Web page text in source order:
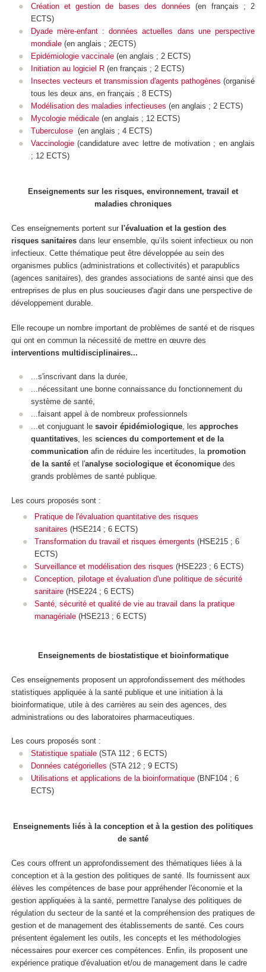
Création et gestion de bases des données (en français ; 2
ECTS)
Dyade mère-enfant : données actuelles dans une perspective
mondiale(en anglais ; 2ECTS)
Epidémiologie vaccinale(en anglais ; 2 ECTS)
Initiation au logiciel R (en français ; 2 ECTS)
Insectes vecteurs et transmission d'agents pathogènes (organisé
tous les deux ans, en français ; 8 ECTS)
Modélisation des maladies infectieuses (en anglais ; 2 ECTS)
Mycologie médicale (en anglais ; 12 ECTS)
Tuberculose (en anglais ; 4 ECTS)
Vaccinologie (candidature avec lettre de motivation ; en anglais
; 12 ECTS)
Enseignements sur les risques, environnement, travail et
maladies chroniques
Ces enseignements portent sur l'évaluation et la gestion des
risques sanitaires dans leur ensemble, qu’ils soient infectieux ou non
infectieux. Cette thématique peut être développée au sein des
organismes publics (administrations et collectivités) et parapublics
(agences sanitaires), des grandes associations de santé ainsi que des
entreprises de plus en plus soucieuses d'agir dans une perspective de
développement durable.
Elle recoupe un nombre important de problèmes de santé et de risques
qui ont en commun la nécessité de mettre en œuvre des
interventions multidisciplinaires...
...s'inscrivant dans la durée,
...nécessitant une bonne connaissance du fonctionnement du
système de santé,
...faisant appel à de nombreux professionnels
...et conjuguant le savoir épidémiologique, les approches
quantitatives, les sciences du comportement et de la
communicationafin de réduire les incertitudes, la promotion
de la santéet l'analyse sociologique et économiquedes
grands problèmes de santé publique.
Les cours proposés sont :
Pratique de l'évaluation quantitative des risques
sanitaires (HSE214 ; 6 ECTS)
Transformation du travail et risques émergents (HSE215 ; 6
ECTS)
Surveillance et modélisation des risques (HSE223 ; 6 ECTS)
Conception, pilotage et évaluation d'une politique de sécurité
sanitaire (HSE224 ; 6 ECTS)
Santé, sécurité et qualité de vie au travail dans la pratique
managériale (HSE213 ; 6 ECTS)
Enseignements de biostatistique et bioinformatique
Ces enseignements proposent un approfondissement des méthodes
statistiques appliquée à la santé publique et une initiation à la
bioinformatique, utile à des carrières au sein des agences, des
administrations ou des laboratoires pharmaceutiques.
Les cours proposés sont :
Statistique spatiale(STA 112 ; 6 ECTS)
Données catégorielles (STA 212 ; 9 ECTS)
Utilisations et applications de la bioinformatique(BNF104 ; 6
ECTS)
Enseignements liés à la conception et à la gestion des politiques
de santé
Ces cours offrent un approfondissement des thématiques liées à la
conception et à la gestion des politiques de santé. Ils fournissent aux
élèves les compétences de base pour appréhender l'économie et la
gestion appliquées à la santé, permettre l'analyse des politiques de
régulation du secteur de la santé et la compréhension des pratiques de
gestion et de management des établissements de santé. Ces cours
présentent également les outils, les concepts et les méthodologies
nécessaires pour exercer ces compétences. Enfin, ils proposent une
expérience pratique d'évaluation et/ou de management dans le cadre